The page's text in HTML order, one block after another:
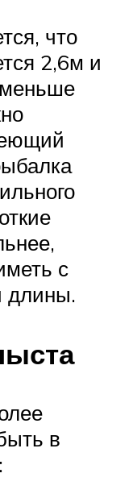
что
2,6м и
с
длины.
в